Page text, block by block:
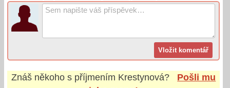
Znáš někoho s příjmením Krestynová?
Pošli mu